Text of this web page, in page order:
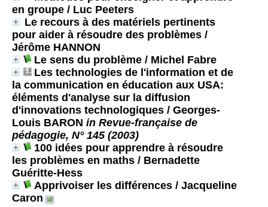
en groupe / Luc Peeters
Le recours à des matériels pertinents
pour aider à résoudre des problèmes /
Jérôme HANNON
Le sens du problème / Michel Fabre
Les technologies de l'information et de
la communication en éducation aux USA:
éléments d'analyse sur la diffusion
d'innovations technologiques / Georges-
Louis BARON in Revue-française de
pédagogie, N° 145 (2003)
100 idées pour apprendre à résoudre
les problèmes en maths / Bernadette
Guéritte-Hess
Apprivoiser les différences / Jacqueline
Caron